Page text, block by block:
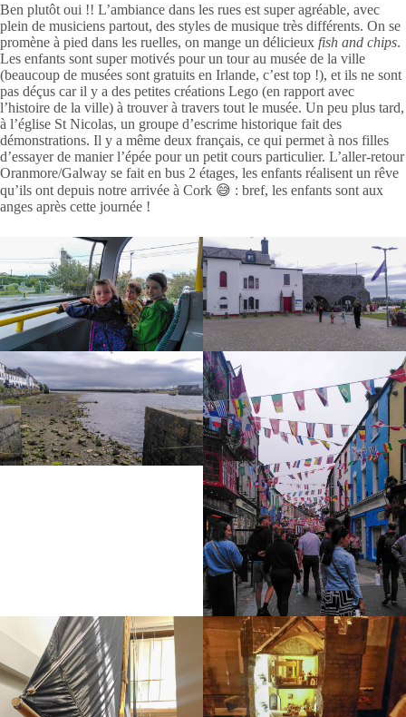
Ben plutôt oui !! L’ambiance dans les rues est super agréable, avec
plein de musiciens partout, des styles de musique très différents. On se
promène à pied dans les ruelles, on mange un délicieux fish and chips.
Les enfants sont super motivés pour un tour au musée de la ville
(beaucoup de musées sont gratuits en Irlande, c’est top !), et ils ne sont
pas déçus car il y a des petites créations Lego (en rapport avec
l’histoire de la ville) à trouver à travers tout le musée. Un peu plus tard,
à l’église St Nicolas, un groupe d’escrime historique fait des
démonstrations. Il y a même deux français, ce qui permet à nos filles
d’essayer de manier l’épée pour un petit cours particulier. L’aller-retour
Oranmore/Galway se fait en bus 2 étages, les enfants réalisent un rêve
qu’ils ont depuis notre arrivée à Cork 😅 : bref, les enfants sont aux
anges après cette journée !